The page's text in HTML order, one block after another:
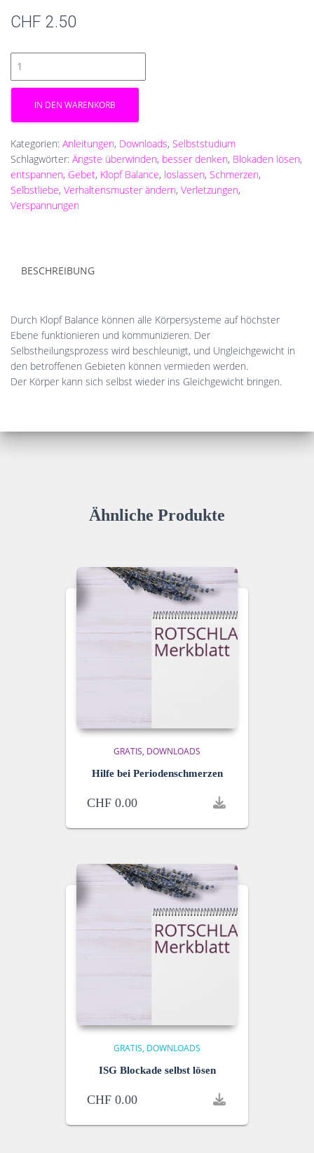
CHF 2.50
Balance
Menge
IN DEN WARENKORB
Kategorien: Anleitungen, Downloads, Selbststudium
Schlagwörter: Ängste überwinden, besser denken, Blokaden lösen,
entspannen, Gebet, Klopf Balance, loslassen, Schmerzen,
Selbstliebe, Verhaltensmuster ändern, Verletzungen,
Verspannungen
BESCHREIBUNG
Durch Klopf Balance können alle Körpersysteme auf höchster
Ebene funktionieren und kommunizieren. Der
Selbstheilungsprozess wird beschleunigt, und Ungleichgewicht in
den betroffenen Gebieten können vermieden werden.
Der Körper kann sich selbst wieder ins Gleichgewicht bringen.
Ähnliche Produkte
GRATIS DOWNLOADS
Hilfe bei Periodenschmerzen
CHF 0.00
GRATIS DOWNLOADS
ISG Blockade selbst lösen
CHF 0.00